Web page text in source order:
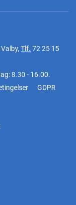
Tlf. 72 25 15
8.30 - 16.00.
GDPR